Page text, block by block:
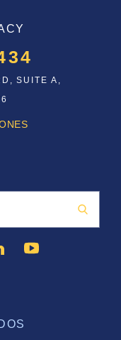
SUITE A,